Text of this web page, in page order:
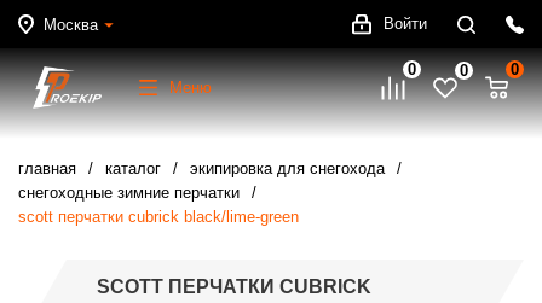
Москва Войти
Меню
0 0 0
главная каталог
экипировка для снегохода
снегоходные зимние перчатки
scott перчатки cubrick black/lime-green
SCOTT ПЕРЧАТКИ CUBRICK